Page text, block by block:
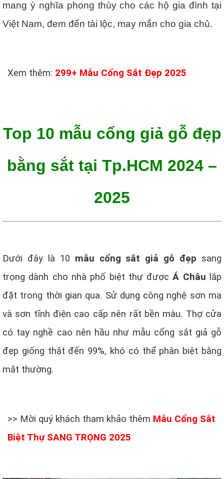
mang ý nghĩa phong thủy cho các hộ gia đình tại
Việt Nam, đem đến tài lộc, may mắn cho gia chủ.
Xem thêm: 299+ Mẫu Cổng Sắt Đẹp 2025
Top 10 mẫu cổng giả gỗ đẹp
bằng sắt tại Tp.HCM 2024 –
2025
Dưới đây là 10 mẫu cổng sắt giả gỗ đẹp sang
trọng dành cho nhà phố biệt thự đượcÁ Châu lắp
đặt trong thời gian qua. Sử dụng công nghệ sơn mạ
và sơn tĩnh điện cao cấp nên rất bền màu. Thợ cửa
có tay nghề cao nên hầu như mẫu cổng sắt giả gỗ
đẹp giống thật đến 99%, khó có thể phân biệt bằng
mắt thường.
>> Mời quý khách tham khảo thêm Mẫu Cổng Sắt
Biệt Thự SANG TRỌNG 2025